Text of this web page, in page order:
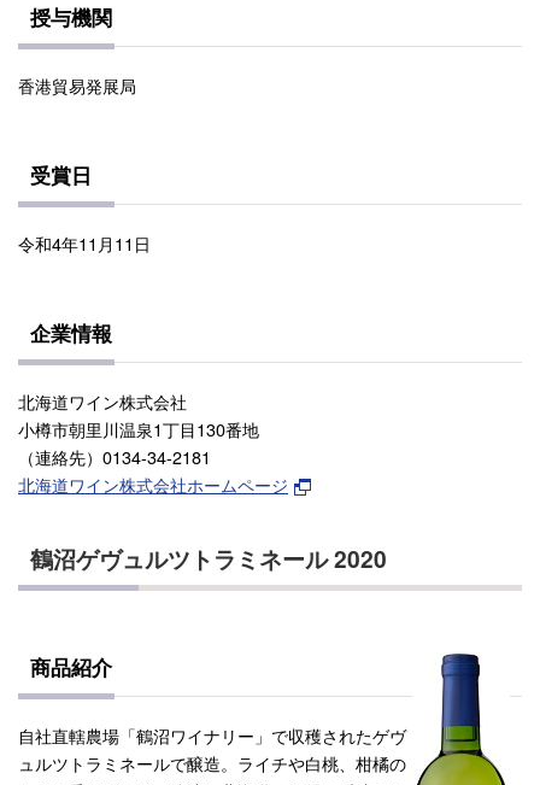
授与機関
香港貿易発展局
受賞日
令和4年11月11日
企業情報
北海道ワイン株式会社
小樽市朝里川温泉1丁目130番地
（連絡先）0134-34-2181
北海道ワイン株式会社ホームページ
鶴沼ゲヴュルツトラミネール 2020
商品紹介
自社直轄農場「鶴沼ワイナリー」で収穫されたゲヴ
ュルツトラミネールで醸造。ライチや白桃、柑橘の